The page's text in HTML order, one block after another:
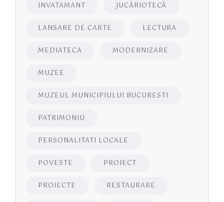
INVATAMANT JUCĂRIOTECĂ
LANSARE DE CARTE LECTURA
MEDIATECA MODERNIZARE
MUZEE
MUZEUL MUNICIPIULUI BUCURESTI
PATRIMONIU
PERSONALITATI LOCALE
POVESTE PROIECT
PROIECTE RESTAURARE